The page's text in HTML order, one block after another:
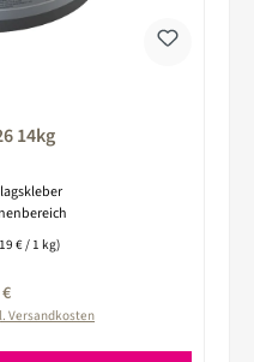
14kg
€ / 1 kg)
Preis:
Versandkosten